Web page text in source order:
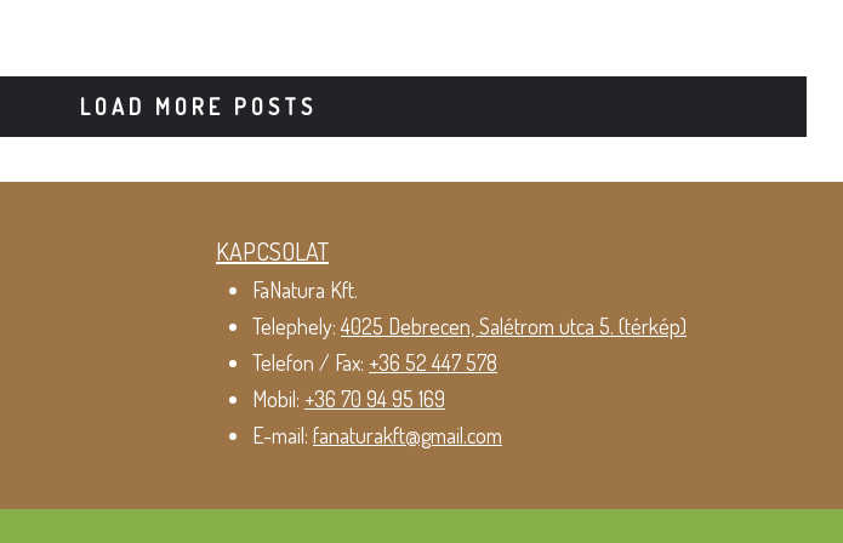
LOAD MORE POSTS
KAPCSOLAT
FaNatura Kft.
Telephely:4025 Debrecen, Salétrom utca 5. (térkép)
Telefon / Fax: +36 52 447 578
Mobil: +36 70 94 95 169
E-mail: fanaturakft@gmail.com